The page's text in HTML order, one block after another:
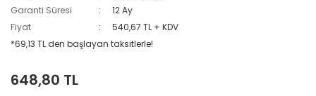
Garanti Süresi
12 Ay
Fiyat
540,67 TL + KDV
*69,13 TL den başlayan taksitlerle!
648,80 TL